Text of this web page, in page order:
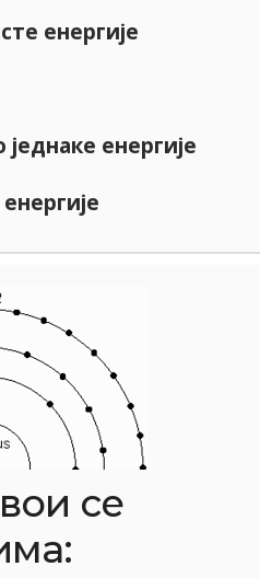
енергије
енергије
се